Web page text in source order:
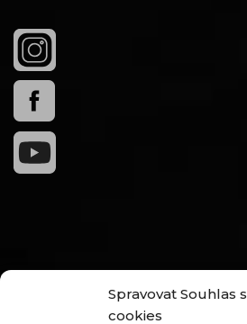
Spravovat Souhlas s
cookies